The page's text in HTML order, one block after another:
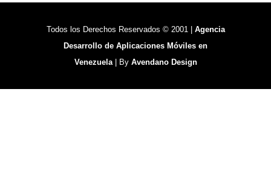
Todos los Derechos Reservados © 2001 | Agencia
Desarrollo de Aplicaciones Móviles en
Venezuela| By Avendano Design